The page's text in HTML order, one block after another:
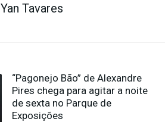
Yan Tavares
“Pagonejo Bão” de Alexandre
Pires chega para agitar a noite
de sexta no Parque de
Exposições